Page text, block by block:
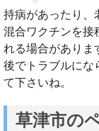
持病があったり、
混合ワクチンを接
れる場合がありま
後でトラブルにな
て下さいね。
草津市の